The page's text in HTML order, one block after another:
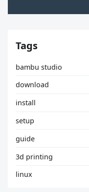
Tags
bambu studio
download
install
setup
guide
3d printing
linux